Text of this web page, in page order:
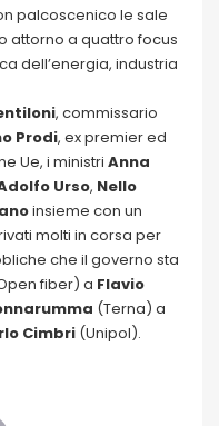
palcoscenico le sale
attorno a quattro focus
dell’energia, industria
, commissario
Prodi, ex premier ed
Ue, i ministri Anna
Urso, Nello
insieme con un
molti in corsa per
che il governo sta
fiber) a Flavio
(Terna) a
Cimbri (Unipol).